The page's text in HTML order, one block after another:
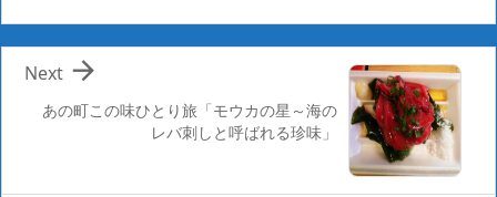
あの町この味ひとり旅「モウカの星～海の
レバ刺しと呼ばれる珍味」

Next